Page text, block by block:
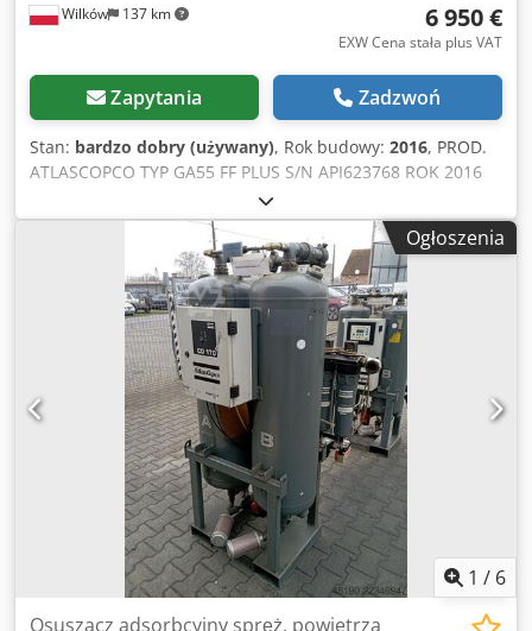
Wilków 137 km 6 950 €
EXW Cena stała plus VAT
Zapytania Zadzwoń
Stan: bardzo dobry (używany), Rok budowy: 2016, PROD.
ATLASCOPCO TYP GA55 FF PLUS S/N API623768 ROK 2016
MOC (kW) 55 WYDAJ. (m3/min) 10.44 CIS (bar) 8.25 GODZ
(DOC/OGÓL) Chjdpfjzmhtcex Aczea FALOWNIK nie WBUD.
OSUSZACZ tak R410a 1.05kg WYMIENNIK nie CHŁODZONA
(POW/WODA) powietrze NA ZBIORNIKU nie DOKUMENTY
nie PRZYŁĄCZE 2 NOWA/UŻYWANA UŻYWANA
Ogłoszenia
1 / 6
Osuszacz adsorbcyjny spręż. powietrza